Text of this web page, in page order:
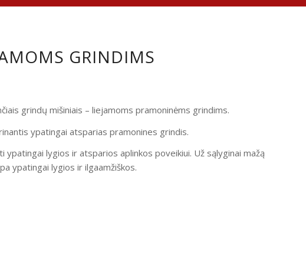
GRINDIMS
grindų mišiniais – liejamoms pramoninėms grindims.
ypatingai atsparias pramonines grindis.
lygios ir atsparios aplinkos poveikiui. Už sąlyginai mažą
ypatingai lygios ir ilgaamžiškos.